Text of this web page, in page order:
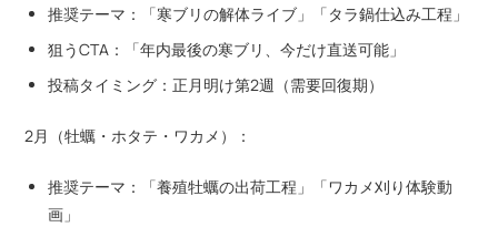
推奨テーマ：「寒ブリの解体ライブ」「タラ鍋仕込み工程」
狙うCTA：「年内最後の寒ブリ、今だけ直送可能」
投稿タイミング：正月明け第2週（需要回復期）
2月（牡蠣・ホタテ・ワカメ）：
推奨テーマ：「養殖牡蠣の出荷工程」「ワカメ刈り体験動
画」